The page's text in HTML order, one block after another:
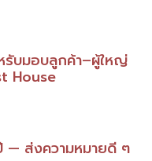
รับมอบลูกค้า–ผู้ใหญ่
House
— ส่งความหมายดี ๆ